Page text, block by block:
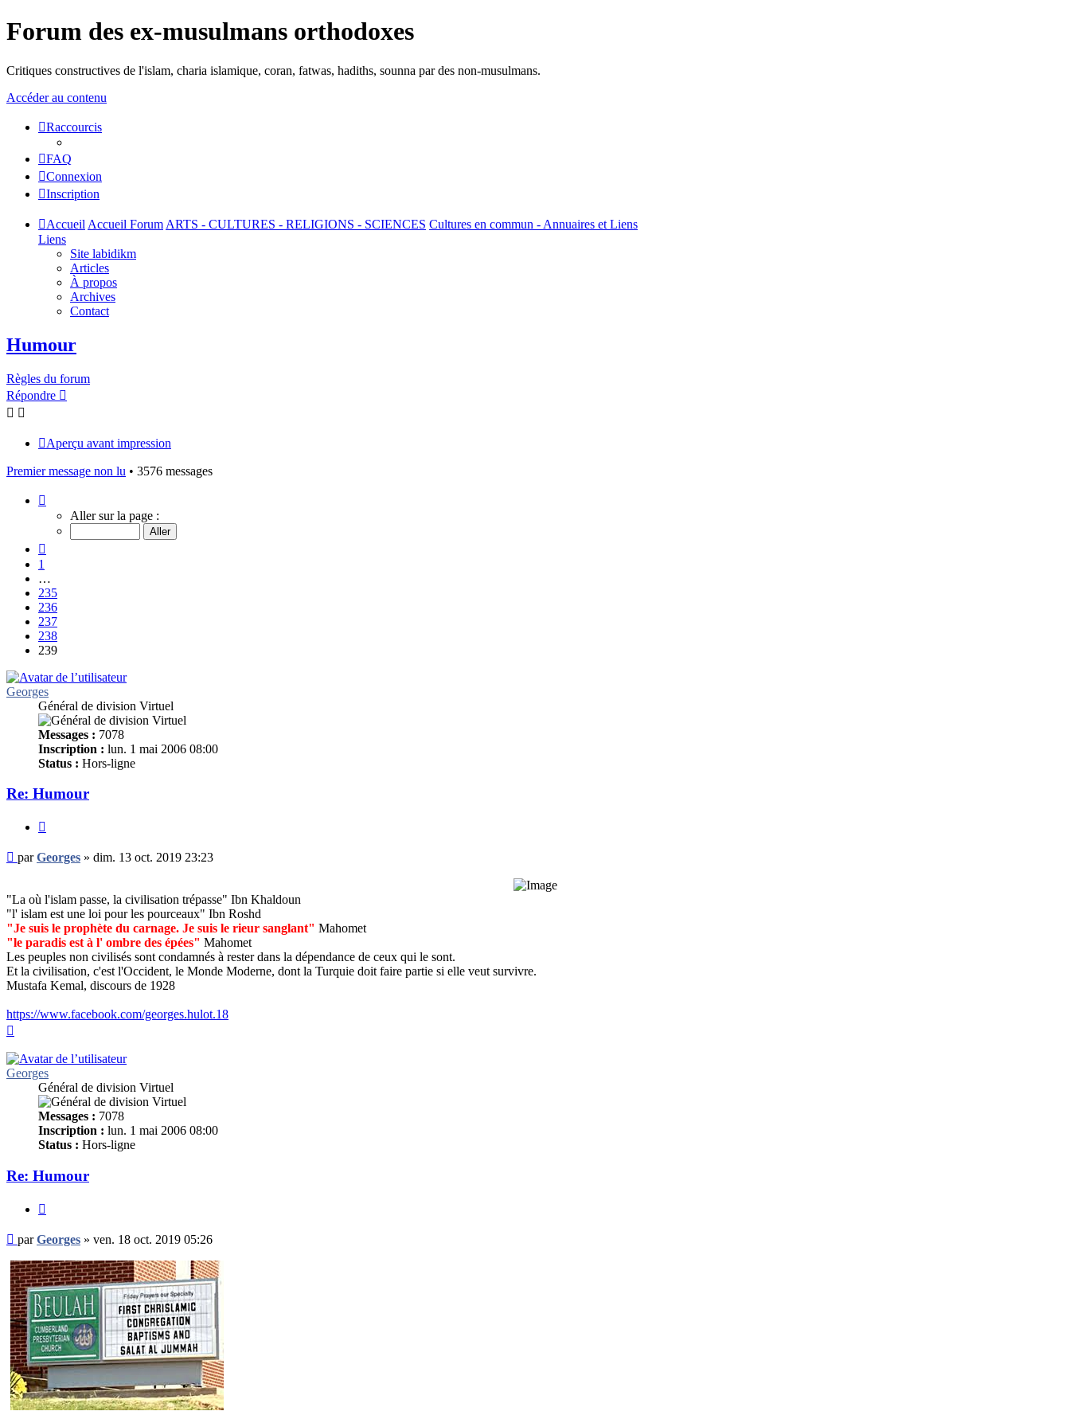
Forum des ex-musulmans orthodoxes
Critiques constructives de l'islam, charia islamique, coran, fatwas, hadiths, sounna par des non-musulmans.
Accéder au contenu
Raccourcis
FAQ
Connexion
Inscription
Accueil Accueil Forum ARTS - CULTURES - RELIGIONS - SCIENCES Cultures en commun - Annuaires et Liens
Liens
Site labidikm
Articles
À propos
Archives
Contact
Humour
Règles du forum
Répondre
Aperçu avant impression
Premier message non lu • 3576 messages
239
sur
Aller sur la page :
1
…
235
236
237
238
239
Georges
Général de division Virtuel
Messages : 7078
Inscription : lun. 1 mai 2006 08:00
Status : Hors-ligne
Re: Humour
Message
non
parGeorges » dim. 13 oct. 2019 23:23
"La où l'islam passe, la civilisation trépasse" Ibn Khaldoun
"l' islam est une loi pour les pourceaux" Ibn Roshd
"Je suis le prophète du carnage. Je suis le rieur sanglant" Mahomet
"le paradis est à l' ombre des épées" Mahomet
Les peuples non civilisés sont condamnés à rester dans la dépendance de ceux qui le sont.
Et la civilisation, c'est l'Occident, le Monde Moderne, dont la Turquie doit faire partie si elle veut survivre.
Mustafa Kemal, discours de 1928
https://www.facebook.com/georges.hulot.18
Georges
Général de division Virtuel
Messages : 7078
Inscription : lun. 1 mai 2006 08:00
Status : Hors-ligne
Re: Humour
Message
non
lu
parGeorges » ven. 18 oct. 2019 05:26